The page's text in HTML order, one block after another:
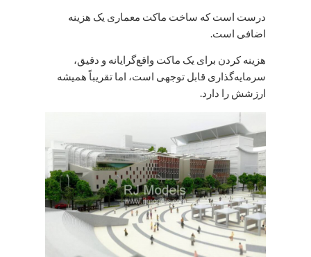
درست است که ساخت ماکت معماری یک هزینه
اضافی است.
هزینه کردن برای یک ماکت واقع‌گرایانه و دقیق،
سرمایه‌گذاری قابل توجهی است، اما تقریباً همیشه
ارزشش را دارد.